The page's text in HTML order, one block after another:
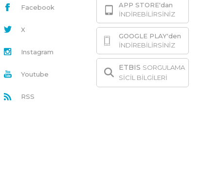
Facebook
X
Instagram
Youtube
RSS
APP STORE'dan
İNDİREBİLİRSİNİZ
GOOGLE PLAY'den
İNDİREBİLİRSİNİZ
ETBIS SORGULAMA
SİCİL BİLGİLERİ